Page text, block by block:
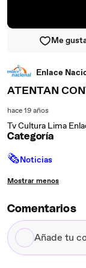
Me
Enlace
ATENTAN
hace 19 años
Tv Cultura Lima
Categoría
🗞Noticias
Mostrar menos
Comentarios
Añade
tu